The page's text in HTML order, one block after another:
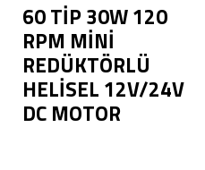
60 TİP 30W 120
RPM MİNİ
REDÜKTÖRLÜ
HELİSEL 12V/24V
DC MOTOR